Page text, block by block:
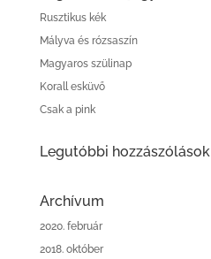
Rusztikus kék
Mályva és rózsaszín
Magyaros szülinap
Korall esküvő
Csak a pink
Legutóbbi hozzászólások
Archívum
2020. február
2018. október